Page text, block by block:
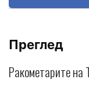
Преглед
Ракометарите на